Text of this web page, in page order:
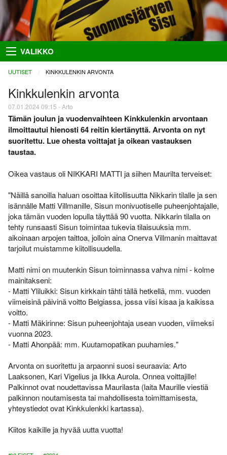
VALIKKO
Takaisin
Hiihto
Palloilu- ja yleisurheilu
Sisumaja
Suunnistus
Uutiset
Takaisin
Riston Hölkkä
Ykkössuunnat
AIEMMAT
Salon Seudun Rastiviesti 2023
Karjalan Liiton
suunnistusmestaruuskilpailut
28.8.2021
Varsinais-Suomen Rastipäivät
Varsinais-Suomen AM-yö
7.9.2018
Varsinais-Suomen AM-
keskimatka 3.6.2018
Tulosarkisto
Takaisin
Kuvat
Puvut
SUUNNISTAJILLE
Ilmoittautumisohjeet
Irma
Timo Rapakko
Intranet
Ylläpito
Takaisin
Seuraesittely
Organisaatio
SEURAA MEITÄ
Facebook
Flickr
UUTISET CURRENT:
KINKKULENKIN ARVONTA
Kinkkulenkin arvonta
07.01.2024 09:15 - Arto
Tämän joulun ja vuodenvaihteen Kinkkulenkin arvontaan
ilmoittautui hienosti 64 reitin kiertänyttä. Arvonta on nyt
suoritettu. Lue ohesta voittajat ja oikean vastauksen
taustaa.
Oikea vastaus oli NIKKARI MATTI ja siihen Maurilta terveiset:
"Näillä sanoilla haluan osoittaa kiitollisuutta Nikkarin tilalle ja sen
isännälle Matti Villmanille, Sisun monivuotiselle puheenjohtajalle,
joka tämän vuoden lopulla täyttää 90 vuotta. Nikkarin tilalla on
tehty runsaasti Sisun toimintaa tukevia tilaisuuksia mm.
aikoinaan arpojen taittoa, jolloin aina Onerva Villmanin maittavat
tarjoilut muistamme kiitollisuudella.
Matti nimi on muutenkin Sisun toiminnassa vahva nimi - kolme
mainitakseni:
- Matti Yliluikki: Sisun kirkkain tähti tällä hetkellä, mm. vuoden
viimeisinä päivinä voitto Belgiassa, jossa viisi kisaa ja kaikissa
voitto.
- Matti Mäkirinne: Sisun puheenjohtaja usean vuoden, viimeksi
vuonna 2023.
- Matti Ahonpää: mm. Kuutamopatikan puuhamies."
Arvonta on suoritettu ja arpaonni suosi seuraavia: Arto
Laaksonen, Kari Vigelius ja Ilkka Aurola. Onnea voittajille!
Palkinnot ovat noudettavissa Maurilasta (laita Maurille viestiä
palkinnon noutamisesta tai mahdollisesta toimittamisesta,
yhteystiedot ovat Kinkkulenkki kartassa).
Kiitos kaikille ja hyvää uutta vuotta!